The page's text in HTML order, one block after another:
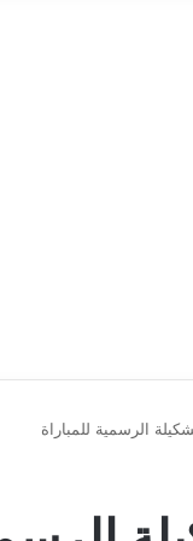
الرسمية للمباراة